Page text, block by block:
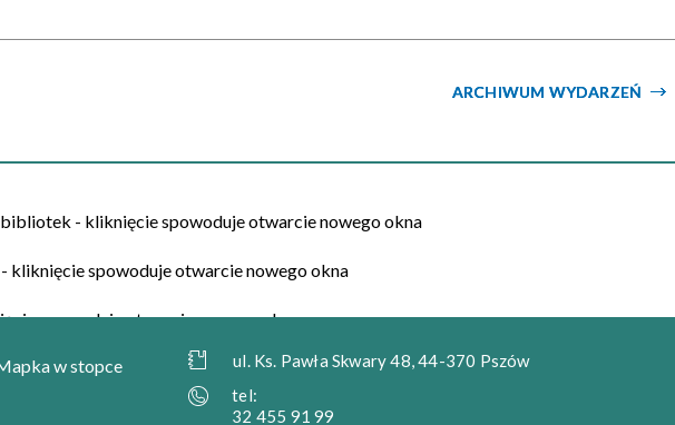
ARCHIWUM WYDARZEŃ
ul. Ks. Pawła Skwary 48, 44-370 Pszów
tel:
32 455 91 99